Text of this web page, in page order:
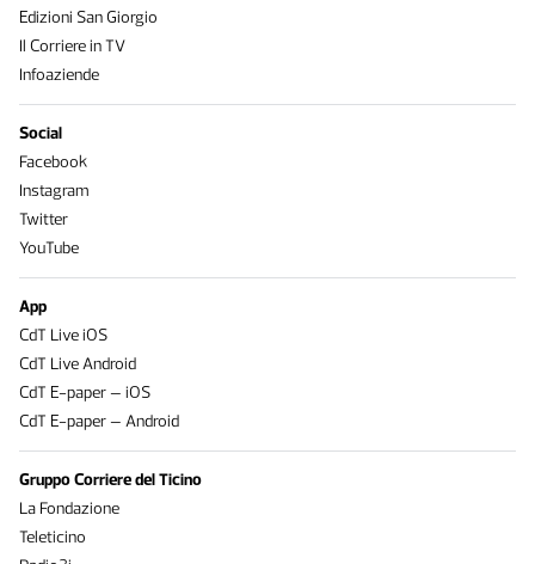
Edizioni San Giorgio
Il Corriere in TV
Infoaziende
Social
Facebook
Instagram
Twitter
YouTube
App
CdT Live iOS
CdT Live Android
CdT E-paper – iOS
CdT E-paper – Android
Gruppo Corriere del Ticino
La Fondazione
Teleticino